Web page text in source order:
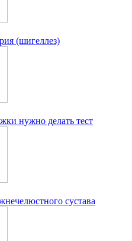
(шигеллез)
нужно делать тест
сустава